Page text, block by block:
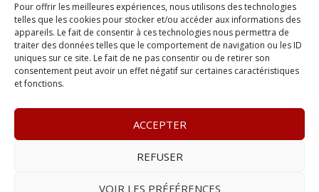
Pour offrir les meilleures expériences, nous utilisons des technologies
telles que les cookies pour stocker et/ou accéder aux informations des
appareils. Le fait de consentir à ces technologies nous permettra de
traiter des données telles que le comportement de navigation ou les ID
uniques sur ce site. Le fait de ne pas consentir ou de retirer son
consentement peut avoir un effet négatif sur certaines caractéristiques
et fonctions.
ACCEPTER
REFUSER
VOIR LES PRÉFÉRENCES
– www.lelegis.fr –Zone Franche Cité Dillon